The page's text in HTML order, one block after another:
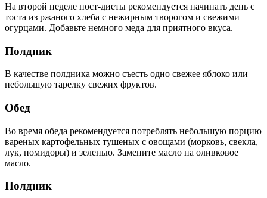
На второй неделе пост-диеты рекомендуется начинать день с
тоста из ржаного хлеба с нежирным творогом и свежими
огурцами. Добавьте немного меда для приятного вкуса.
Полдник
В качестве полдника можно съесть одно свежее яблоко или
небольшую тарелку свежих фруктов.
Обед
Во время обеда рекомендуется потреблять небольшую порцию
вареных картофельных тушеных с овощами (морковь, свекла,
лук, помидоры) и зеленью. Замените масло на оливковое
масло.
Полдник